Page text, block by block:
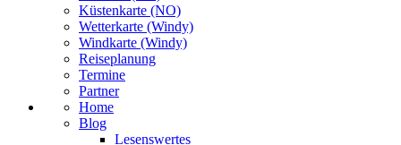
Küstenkarte (NO)
Wetterkarte (Windy)
Windkarte (Windy)
Reiseplanung
Termine
Partner
Home
Blog
Lesenswertes